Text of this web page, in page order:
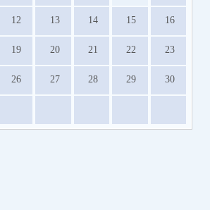
12 13 14 15 16
19 20 21 22 23
26 27 28 29 30